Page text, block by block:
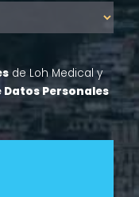
de Loh Medical y
Personales